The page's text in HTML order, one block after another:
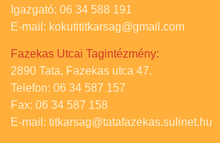
Igazgató: 06 34 588 191
E-mail: kokutititkarsag@gmail.com
Fazekas Utcai Tagintézmény:
2890 Tata, Fazekas utca 47.
Telefon: 06 34 587 157
Fax: 06 34 587 158
E-mail: titkarsag@tatafazekas.sulinet.hu